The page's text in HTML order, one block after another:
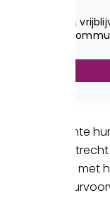
Kantoorruimte
Building in
zichtlocatie met
flexibele
Gratis &
Snelle